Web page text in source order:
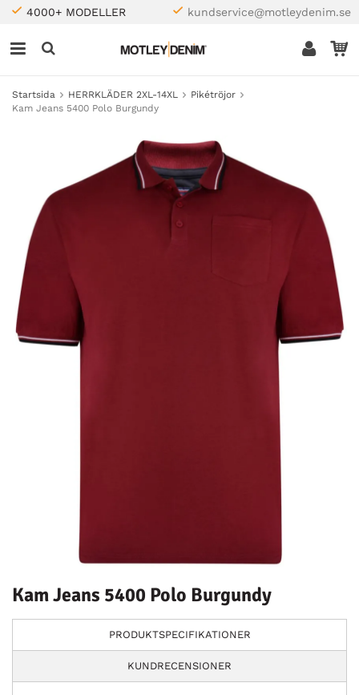
4000+ MODELLER kundservice@motleydenim.se
Startsida HERRKLÄDER 2XL-14XL
Pikétröjor
Kam Jeans 5400 Polo Burgundy
Kam Jeans 5400 Polo Burgundy
PRODUKTSPECIFIKATIONER
KUNDRECENSIONER